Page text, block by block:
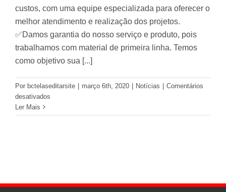
custos, com uma equipe especializada para oferecer o
melhor atendimento e realização dos projetos.
✅Damos garantia do nosso serviço e produto, pois
trabalhamos com material de primeira linha. Temos
como objetivo sua [...]
Por bctelaseditarsite | março 6th, 2020 | Notícias | Comentários
desativados
Garantida
Ler Mais